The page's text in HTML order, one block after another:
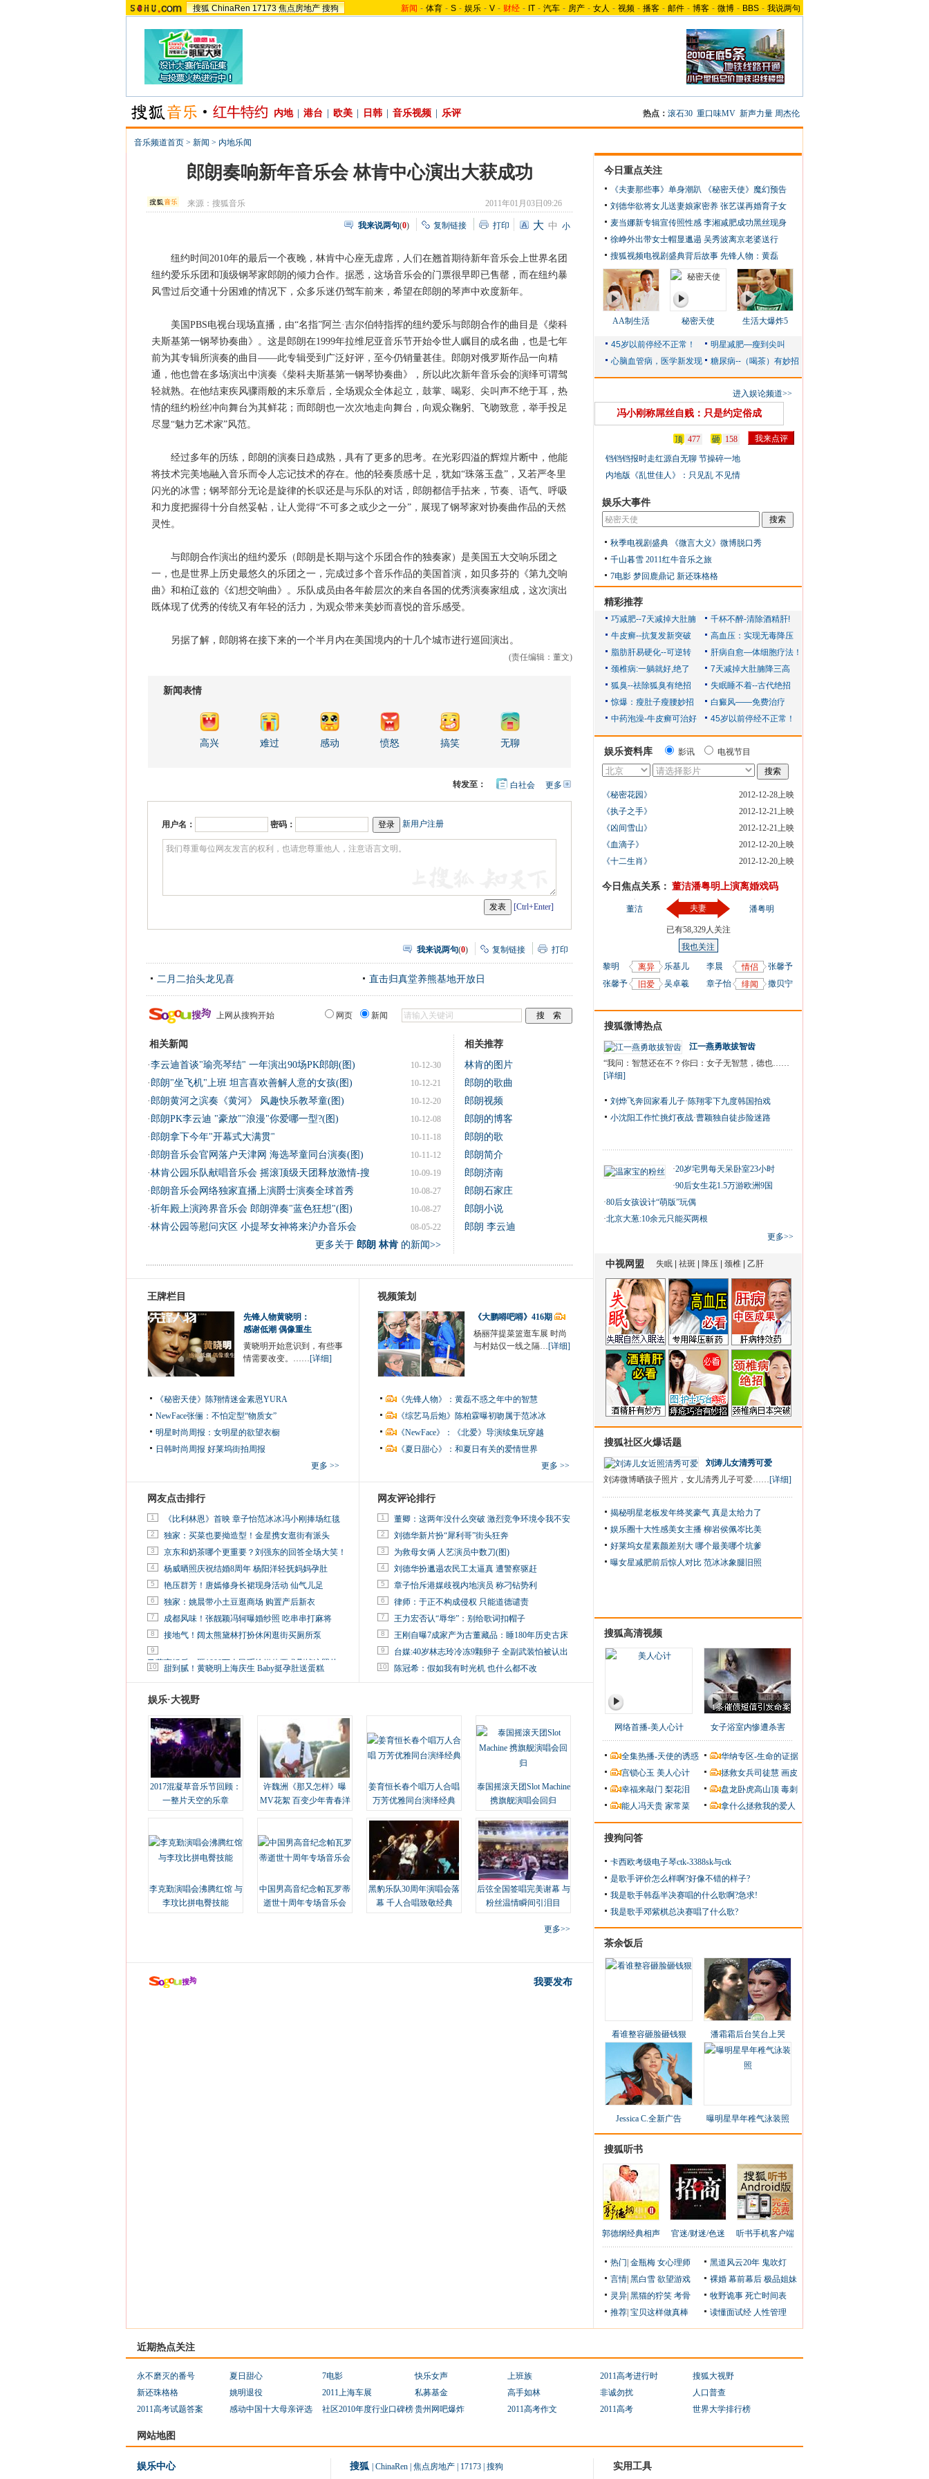
搜狐 ChinaRen 17173 焦点房地产 搜狗 新闻 - 体育 - S - 娱乐 - V - 财经 - IT - 汽车 - 房产 - 女人 - 视频 - 播客 - 邮件 - 博客 - 微博 - BBS - 我说两句
内地 港台 欧美 日韩 音乐视频 乐评 热点： 滚石30 重口味MV 新声力量 周杰伦
音乐频道首页 > 新闻 > 内地乐闻
郎朗奏响新年音乐会 林肯中心演出大获成功
来源：搜狐音乐 2011年01月03日09:26
我来说两句(0) 复制链接 打印 大 中 小
纽约时间2010年的最后一个夜晚，林肯中心座无虚席，人们在翘首期待新年音乐会上世界名团
纽约爱乐乐团和顶级钢琴家郎朗的倾力合作。据悉，这场音乐会的门票很早即已售罄，而在纽约暴
风雪过后交通十分困难的情况下，众多乐迷仍驾车前来，希望在郎朗的琴声中欢度新年。
美国PBS电视台现场直播，由“名指”阿兰·吉尔伯特指挥的纽约爱乐与郎朗合作的曲目是《柴科
夫斯基第一钢琴协奏曲》。这是郎朗在1999年拉维尼亚音乐节开始令世人瞩目的成名曲，也是七年
前为其专辑所演奏的曲目——此专辑受到广泛好评，至今仍销量甚佳。郎朗对俄罗斯作品一向精
通，他也曾在多场演出中演奏《柴科夫斯基第一钢琴协奏曲》，所以此次新年音乐会的演绎可谓驾
轻就熟。在他结束疾风骤雨般的末乐章后，全场观众全体起立，鼓掌、喝彩、尖叫声不绝于耳，热
情的纽约粉丝冲向舞台为其鲜花；而郎朗也一次次地走向舞台，向观众鞠躬、飞吻致意，举手投足
尽显“魅力艺术家”风范。
经过多年的历练，郎朗的演奏日趋成熟，具有了更多的思考。在光彩四溢的辉煌片断中，他能
将技术完美地融入音乐而令人忘记技术的存在。他的轻奏质感十足，犹如“珠落玉盘”，又若严冬里
闪光的冰雪；钢琴部分无论是旋律的长叹还是与乐队的对话，郎朗都信手拈来，节奏、语气、呼吸
和力度把握得十分自然妥帖，让人觉得“不可多之或少之一分”，展现了钢琴家对协奏曲作品的天然
灵性。
与郎朗合作演出的纽约爱乐（郎朗是长期与这个乐团合作的独奏家）是美国五大交响乐团之
一，也是世界上历史最悠久的乐团之一，完成过多个音乐作品的美国首演，如贝多芬的《第九交响
曲》和柏辽兹的《幻想交响曲》。乐队成员由各年龄层次的来自各国的优秀演奏家组成，这次演出
既体现了优秀的传统又有年轻的活力，为观众带来美妙而喜悦的音乐感受。
另据了解，郎朗将在接下来的一个半月内在美国境内的十几个城市进行巡回演出。
(责任编辑：董文)
新闻表情
高兴 难过 感动 愤怒 搞笑 无聊
更多开
转发至： 白社会
用户名： 密码： 新用户注册
[Ctrl+Enter]
我来说两句(0) 复制链接 打印
二月二抬头龙见喜 直击归真堂养熊基地开放日
上网从搜狗开始 网页 新闻
相关新闻
10-12-30
·李云迪首谈"瑜亮琴结" 一年演出90场PK郎朗(图)
10-12-21
·郎朗"坐飞机"上班 坦言喜欢善解人意的女孩(图)
10-12-20
·郎朗黄河之滨奏《黄河》 风趣快乐教琴童(图)
10-12-08
·郎朗PK李云迪 "豪放""浪漫"你爱哪一型?(图)
10-11-18
·郎朗拿下今年"开幕式大满贯"
10-11-12
·郎朗音乐会官网落户天津网 海选琴童同台演奏(图)
10-09-19
·林肯公园乐队献唱音乐会 摇滚顶级天团释放激情-搜
10-08-27
·郎朗音乐会网络独家直播上演爵士演奏全球首秀
10-08-27
·祈年殿上演跨界音乐会 郎朗弹奏"蓝色狂想"(图)
08-05-22
·林肯公园等慰问灾区 小提琴女神将来沪办音乐会
更多关于 郎朗 林肯的新闻>>
相关推荐
林肯的图片
郎朗的歌曲
郎朗视频
郎朗的博客
郎朗的歌
郎朗简介
郎朗济南
郎朗石家庄
郎朗小说
郎朗 李云迪
王牌栏目
先锋人物黄晓明：
感谢低潮 偶像重生
黄晓明开始意识到，有些事
情需要改变。……[详细]
《秘密天使》陈翔情迷金素恩YURA
NewFace张俪：不怕定型“物质女”
明星时尚周报：女明星的欲望衣橱
日韩时尚周报 好莱坞街拍周报
更多 >>
视频策划
《大鹏嘚吧嘚》416期
杨丽萍提菜篮逛车展 时尚
与村姑仅一线之隔…[详细]
《先锋人物》：黄磊不惑之年中的智慧
《综艺马后炮》陈柏霖曝初吻属于范冰冰
《NewFace》：《北爱》导演续集玩穿越
《夏日甜心》：和夏日有关的爱情世界
更多 >>
网友点击排行
1 《比利林恩》首映 章子怡范冰冰冯小刚捧场红毯
2 独家：买菜也要拗造型！金星携女逛街有派头
3 京东和奶茶哪个更重要？刘强东的回答全场大笑！
4 杨威晒照庆祝结婚8周年 杨阳洋轻抚妈妈孕肚
5 艳压群芳！唐嫣修身长裙现身活动 仙气儿足
6 独家：姚晨带小土豆逛商场 购置产后新衣
7 成都风味！张靓颖冯轲曝婚纱照 吃串串打麻将
8 接地气！阔太熊黛林打扮休闲逛街买厕所泵
9
马蓉离婚后，砸1000万人民币给媒体要求删掉这照片
10 甜到腻！黄晓明上海庆生 Baby挺孕肚送蛋糕
网友评论排行
1 董卿：这两年没什么突破 激烈竞争环境令我不安
2 刘德华新片扮“犀利哥”街头狂奔
3 为救母女俩 人艺演员中数刀(图)
4 刘德华扮邋遢农民工太逼真 遭警察驱赶
5 章子怡斥港媒歧视内地演员 称刁钻势利
6 律师：于正不构成侵权 只能道德谴责
7 王力宏否认“辱华”：别给歌词扣帽子
8 王刚自曝7成家产为古董藏品：睡180年历史古床
9 台媒:40岁林志玲冷冻9颗卵子 全副武装怕被认出
10 陈冠希：假如我有时光机 也什么都不改
娱乐·大视野
2017混凝草音乐节回顾：
一整片天空的乐章
许魏洲《那又怎样》曝
MV花絮 百变少年青春洋
姜育恒长春个唱万人合唱
万芳优雅同台演绎经典
泰国摇滚天团Slot Machine
携旗舰演唱会回归
李克勤演唱会沸腾红馆 与
李玟比拼电臀技能
中国男高音纪念帕瓦罗蒂
逝世十周年专场音乐会
黑豹乐队30周年演唱会落
幕 千人合唱致敬经典
后弦全国签唱完美谢幕 与
粉丝温情瞬间引泪目
更多>>
我要发布
今日重点关注
《夫妻那些事》单身潮趴
《秘密天使》魔幻预告
刘德华欲将女儿送妻娘家密养 张艺谋再婚育子女
麦当娜新专辑宣传照性感 李湘减肥成功黑丝现身
徐峥外出带女士帽显邋遢 吴秀波离京老婆送行
搜狐视频电视剧盛典背后故事 先锋人物：黄磊
AA制生活 秘密天使 生活大爆炸5
进入娱论频道>>
冯小刚称屌丝自贱：只是约定俗成
顶 477 砸
158
铛铛铛报时走红源自无聊 节操碎一地
内地版《乱世佳人》：只见乱 不见情
娱乐大事件
秋季电视剧盛典
《微言大义》微博脱口秀
千山暮雪 2011红牛音乐之旅
7电影 梦回鹿鼎记 新还珠格格
精彩推荐
娱乐资料库 影讯 电视节目
《秘密花园》
2012-12-28上映
《执子之手》
2012-12-21上映
《凶间雪山》
2012-12-21上映
《血滴子》
2012-12-20上映
《十二生肖》
2012-12-20上映
今日焦点关系： 董洁潘粤明上演离婚戏码
董洁 夫妻
已有58,329人关注
我也关注
潘粤明
黎明 离异
乐基儿
张馨予
旧爱 吴卓羲
李晨 情侣
张馨予
章子怡
绯闻 撒贝宁
搜狐微博热点
江一燕勇敢拔智齿
“我问：智慧还在不？你曰：女子无智慧，德也……
[详细]
刘烨飞奔回家看儿子·陈翔零下九度韩国拍戏
小沈阳工作忙挑灯夜战·曹颖独自徒步险迷路
·20岁宅男每天呆卧室23小时
·90后女生花1.5万游欧洲9国
·80后女孩设计“萌版”玩偶
·北京大葱:10余元只能买两根
更多>>
搜狐社区火爆话题
刘涛儿女清秀可爱
刘涛微博晒孩子照片，女儿清秀儿子可爱……[详细]
揭秘明星老板发年终奖豪气 真是太给力了
娱乐圈十大性感美女主播 柳岩侯佩岑比美
好莱坞女星素颜差别大 哪个最美哪个坑爹
曝女星减肥前后惊人对比 范冰冰象腿旧照
搜狐高清视频
网络首播-美人心计 女子浴室内惨遭杀害
全集热播-天使的诱惑
华纳专区-生命的证据
宫锁心玉 美人心计 拯救女兵司徒慧 画皮
幸福来敲门 梨花泪 盘龙卧虎高山顶 毒刺
能人冯天贵 家常菜 拿什么拯救我的爱人
搜狗问答
卡西欧考级电子琴ctk-3388sk与ctk
是歌手评价怎么样啊?好像不错的样子?
我是歌手韩磊半决赛唱的什么歌啊?急求!
我是歌手邓紫棋总决赛唱了什么歌?
茶余饭后
看谁整容砸脸砸钱狠 潘霜霜后台笑台上哭
Jessica C.全新广告 曝明星早年稚气泳装照
搜狐听书
郭德纲经典相声 官迷/财迷/色迷 听书手机客户端
热门 金瓶梅 女心理师 黑道风云20年 鬼吹灯
言情 黑白雪 欲望游戏 裸婚 幕前幕后 极品姐妹
灵异 黑猫的狞笑 考骨 牧野诡事 死亡时间表
推荐 宝贝这样做真棒 读懂面试经 人性管理
近期热点关注
永不磨灭的番号 夏日甜心 7电影 快乐女声 上班族 2011高考进行时
搜狐大视野
新还珠格格
姚明退役 2011上海车展 私募基金 高手如林 非诚勿扰
人口普查
2011高考试题答案
感动中国十大母亲评选 社区2010年度行业口碑榜贵州网吧爆炸 2011高考作文 2011高考 世界大学排行榜
网站地图
娱乐中心 搜狐 ChinaRen 焦点房地产 17173 搜狗 实用工具